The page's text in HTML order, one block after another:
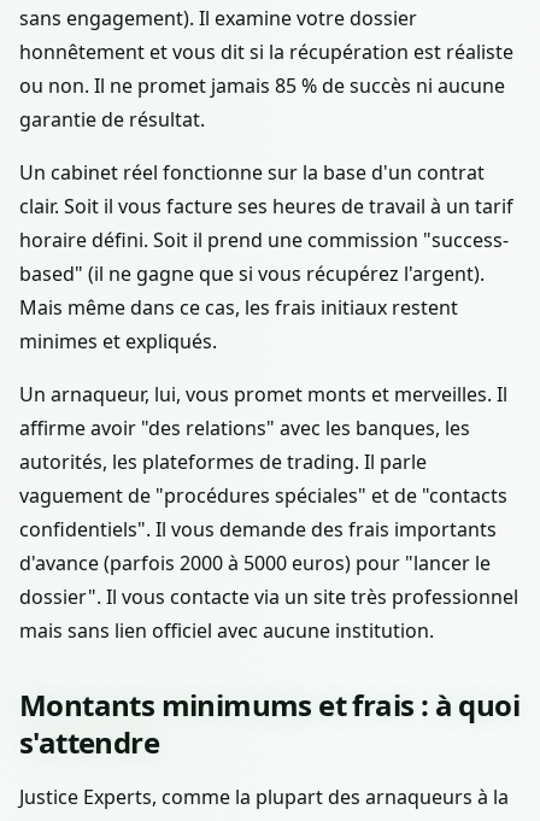
sans engagement). Il examine votre dossier
honnêtement et vous dit si la récupération est réaliste
ou non. Il ne promet jamais 85 % de succès ni aucune
garantie de résultat.
Un cabinet réel fonctionne sur la base d'un contrat
clair. Soit il vous facture ses heures de travail à un tarif
horaire défini. Soit il prend une commission "success-
based" (il ne gagne que si vous récupérez l'argent).
Mais même dans ce cas, les frais initiaux restent
minimes et expliqués.
Un arnaqueur, lui, vous promet monts et merveilles. Il
affirme avoir "des relations" avec les banques, les
autorités, les plateformes de trading. Il parle
vaguement de "procédures spéciales" et de "contacts
confidentiels". Il vous demande des frais importants
d'avance (parfois 2000 à 5000 euros) pour "lancer le
dossier". Il vous contacte via un site très professionnel
mais sans lien officiel avec aucune institution.
Montants minimums et frais : à quoi
s'attendre
Justice Experts, comme la plupart des arnaqueurs à la